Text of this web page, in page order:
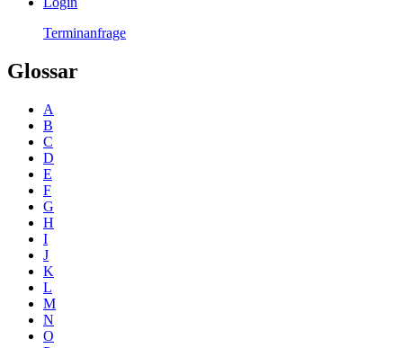
Terminanfrage
Glossar
A
B
C
D
E
F
G
H
I
J
K
L
M
N
O